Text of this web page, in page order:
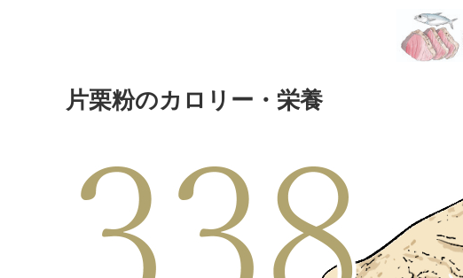
片栗粉のカロリー・栄養